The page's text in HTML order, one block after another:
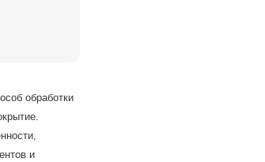
обработки
и